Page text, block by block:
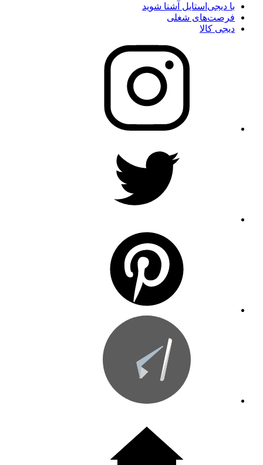
با دیجی‌استایل آشنا شوید
فرصت‌های شغلی
دیجی کالا